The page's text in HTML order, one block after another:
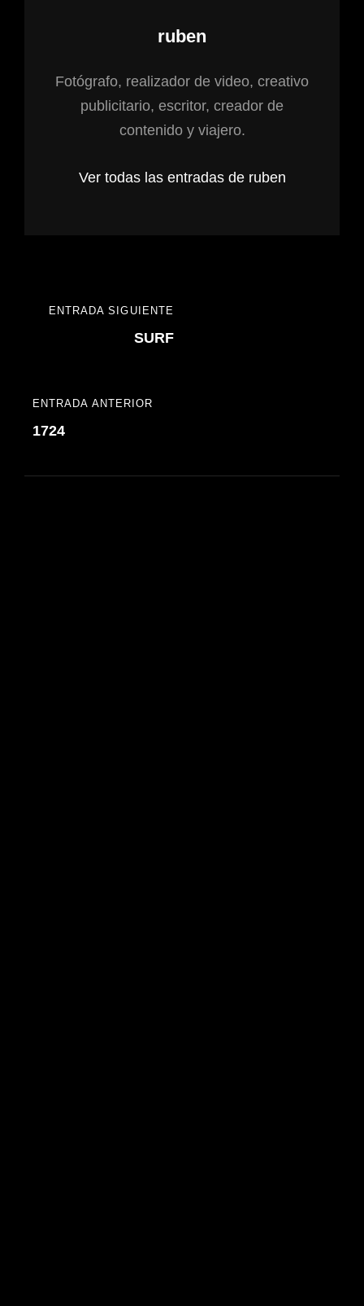
ruben
Fotógrafo, realizador de video, creativo
publicitario, escritor, creador de
contenido y viajero.
Ver todas las entradas de ruben
ENTRADA ANTERIOR
1724
ENTRADA SIGUIENTE
SURF